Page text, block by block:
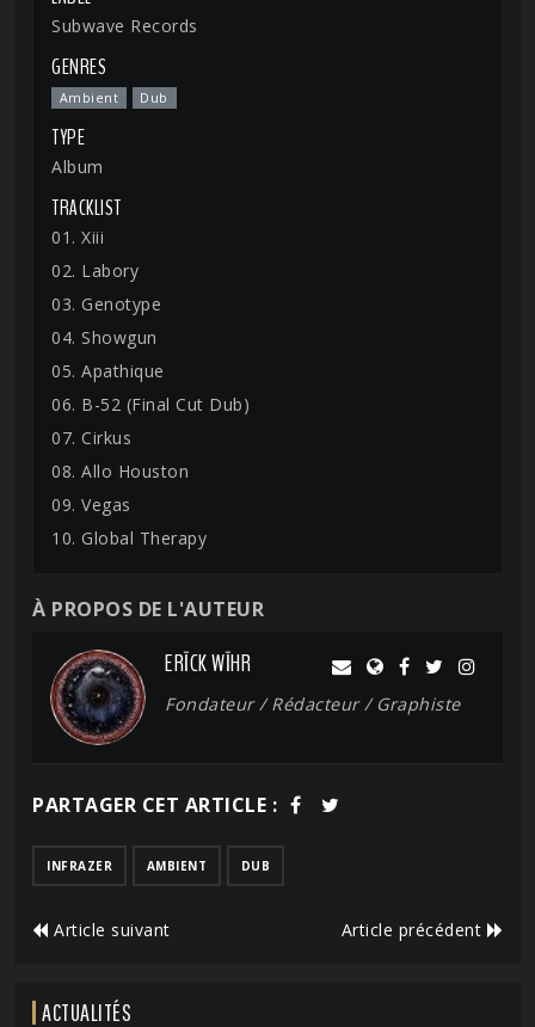
Subwave Records
GENRES
Ambient Dub
TYPE
Album
TRACKLIST
01. Xiii
02. Labory
03. Genotype
04. Showgun
05. Apathique
06. B-52 (Final Cut Dub)
07. Cirkus
08. Allo Houston
09. Vegas
10. Global Therapy
À PROPOS DE L'AUTEUR
ERĪCK WĪHR
Fondateur / Rédacteur / Graphiste
PARTAGER CET ARTICLE :
INFRAZER AMBIENT DUB
Article suivant Article précédent
ACTUALITÉS